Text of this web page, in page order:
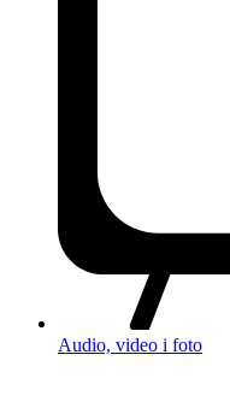
Audio, video i foto